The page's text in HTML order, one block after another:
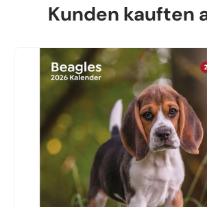
Kunden kauften